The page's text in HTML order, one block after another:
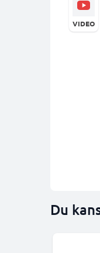
VIDEO
Du